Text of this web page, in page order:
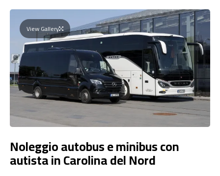
View Gallery
Noleggio autobus e minibus con
autista in Carolina del Nord